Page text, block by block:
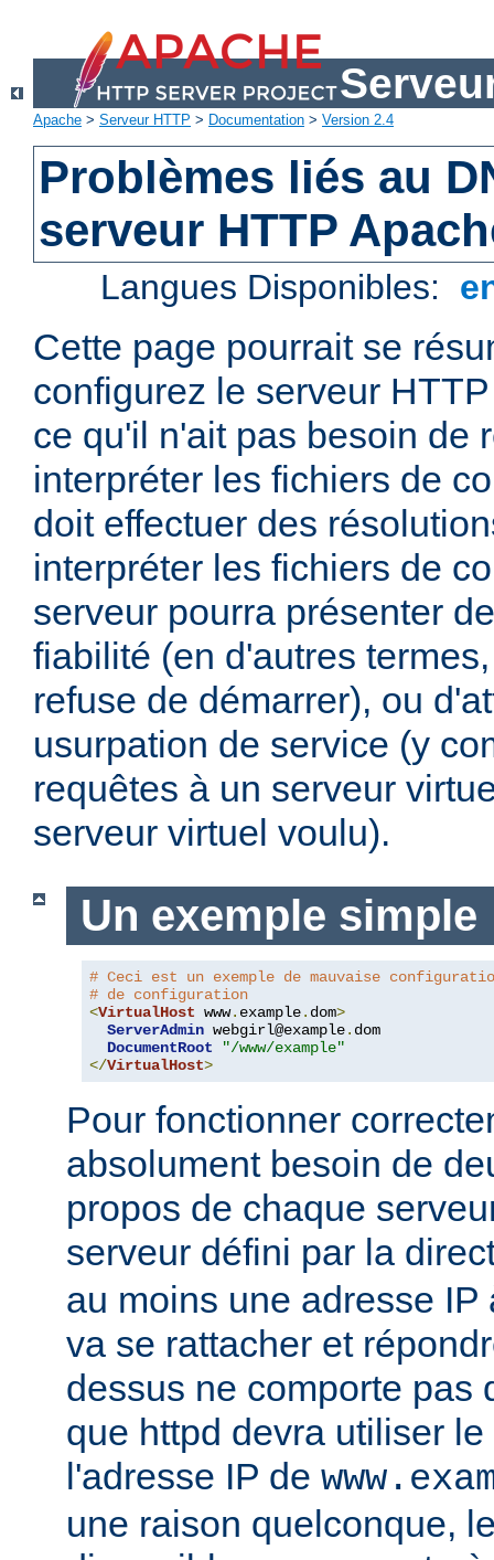
Apache > Serveur HTTP > Documentation > Version 2.4
Problèmes liés au
serveur HTTP
Langues Disponibles:
Cette page pourrait se
configurez le serveur
ce qu'il n'ait pas besoin de
interpréter les fichiers de
doit effectuer des
interpréter les fichiers de
serveur pourra présenter
fiabilité (en d'autres
refuse de démarrer), ou
usurpation de service (y
requêtes à un serveur
serveur virtuel voulu).
Un exemple simple
# Ceci est un exemple de mauvaise
# de configuration
<VirtualHost www. example. dom>
ServerAdmin webgirl@example. dom
DocumentRoot
"/www/example"
</VirtualHost>
Pour fonctionner
absolument besoin de
propos de chaque
serveur défini par la
au moins une adresse
va se rattacher et
dessus ne comporte pas
que httpd devra utiliser
l'adresse IP de
une raison quelconque,